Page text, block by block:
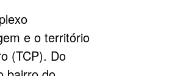
e o território
(TCP). Do